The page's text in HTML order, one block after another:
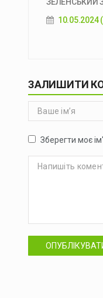
10.05.2024
ЗАЛИШИТИ
Зберегти моє